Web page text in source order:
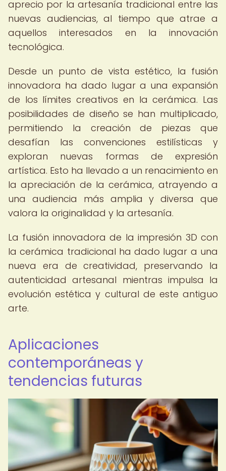
aprecio por la artesanía tradicional entre las
nuevas audiencias, al tiempo que atrae a
aquellos interesados en la innovación
tecnológica.
Desde un punto de vista estético, la fusión
innovadora ha dado lugar a una expansión
de los límites creativos en la cerámica. Las
posibilidades de diseño se han multiplicado,
permitiendo la creación de piezas que
desafían las convenciones estilísticas y
exploran nuevas formas de expresión
artística. Esto ha llevado a un renacimiento en
la apreciación de la cerámica, atrayendo a
una audiencia más amplia y diversa que
valora la originalidad y la artesanía.
La fusión innovadora de la impresión 3D con
la cerámica tradicional ha dado lugar a una
nueva era de creatividad, preservando la
autenticidad artesanal mientras impulsa la
evolución estética y cultural de este antiguo
arte.
Aplicaciones
contemporáneas y
tendencias futuras